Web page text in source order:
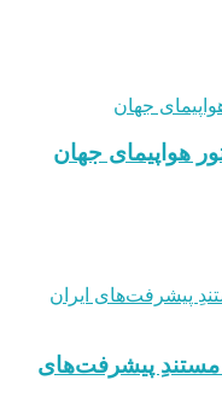
هواپیمای جهان
مستندِ پیشرفت‌های